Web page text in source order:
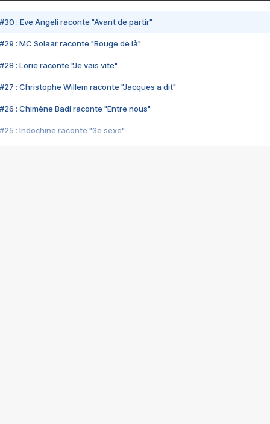
#30 : Eve Angeli raconte "Avant de partir"
#29 : MC Solaar raconte "Bouge de là"
#28 : Lorie raconte "Je vais vite"
#27 : Christophe Willem raconte "Jacques a dit"
#26 : Chimène Badi raconte "Entre nous"
#25 : Indochine raconte "3e sexe"